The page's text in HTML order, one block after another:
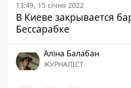
13:49, 15 січня 2022
В Киеве закрывается
Бессарабке
Аліна Балабан
ЖУРНАЛІСТ